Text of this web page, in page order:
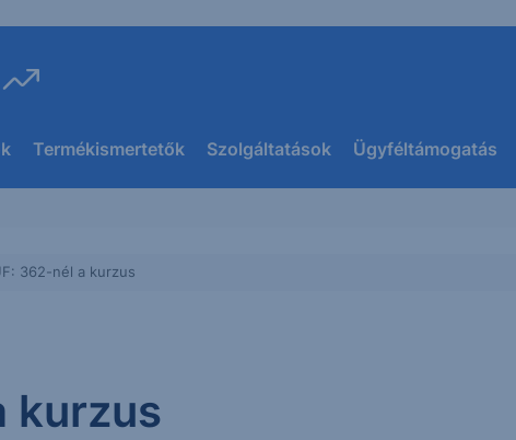
Termékismertetők Szolgáltatások Ügyféltámogatás
362-nél a kurzus
kurzus